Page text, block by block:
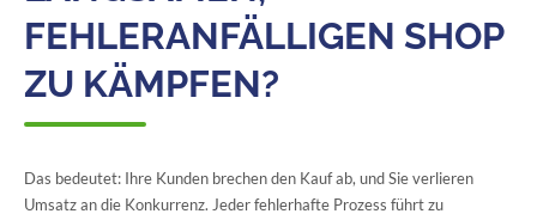
FEHLERANFÄLLIGEN SHOP
ZU KÄMPFEN?
Das bedeutet: Ihre Kunden brechen den Kauf ab, und Sie verlieren
Umsatz an die Konkurrenz. Jeder fehlerhafte Prozess führt zu